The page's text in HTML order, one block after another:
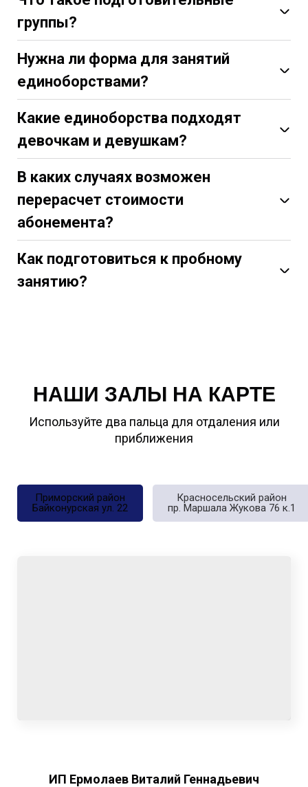
max.ru/id780426297209_bot
t.me/gvardia_admin_bot
группы?
Нужна ли форма для занятий
единоборствами?
Какие единоборства подходят
девочкам и девушкам?
В каких случаях возможен
перерасчет стоимости
абонемента?
Как подготовиться к пробному
занятию?
НАШИ ЗАЛЫ НА КАРТЕ
Используйте два пальца для отдаления или
приближения
Приморский район
Байконурская ул. 22
Красносельский район
пр. Маршала Жукова 76 к.1
ИП Ермолаев Виталий Геннадьевич